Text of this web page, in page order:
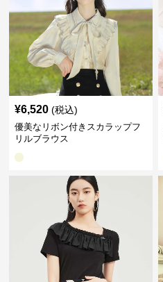
¥6,520 (税込)
優美なリボン付きスカラップフ
リルブラウス